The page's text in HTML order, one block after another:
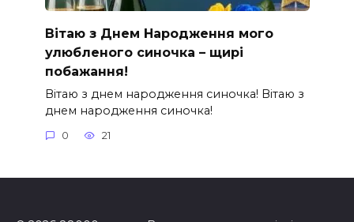
Вітаю з Днем Народження мого
улюбленого синочка – щирі
побажання!
Вітаю з днем народження синочка! Вітаю з
днем народження синочка!
0 21